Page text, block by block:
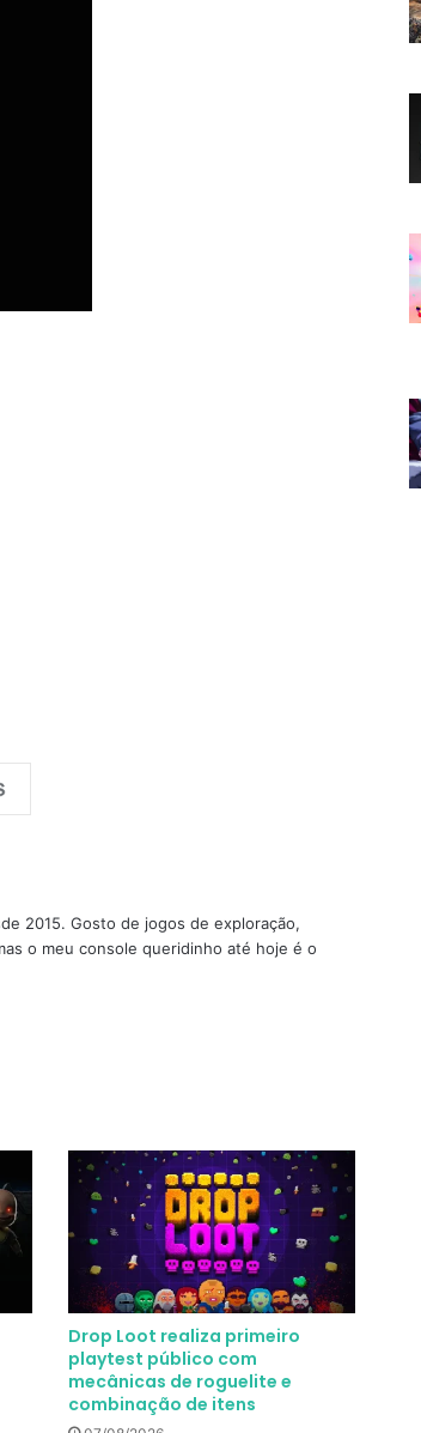
2015. Gosto de jogos de exploração,
o meu console queridinho até hoje é o
Drop Loot realiza primeiro
playtest público com
mecânicas de roguelite e
combinação de itens